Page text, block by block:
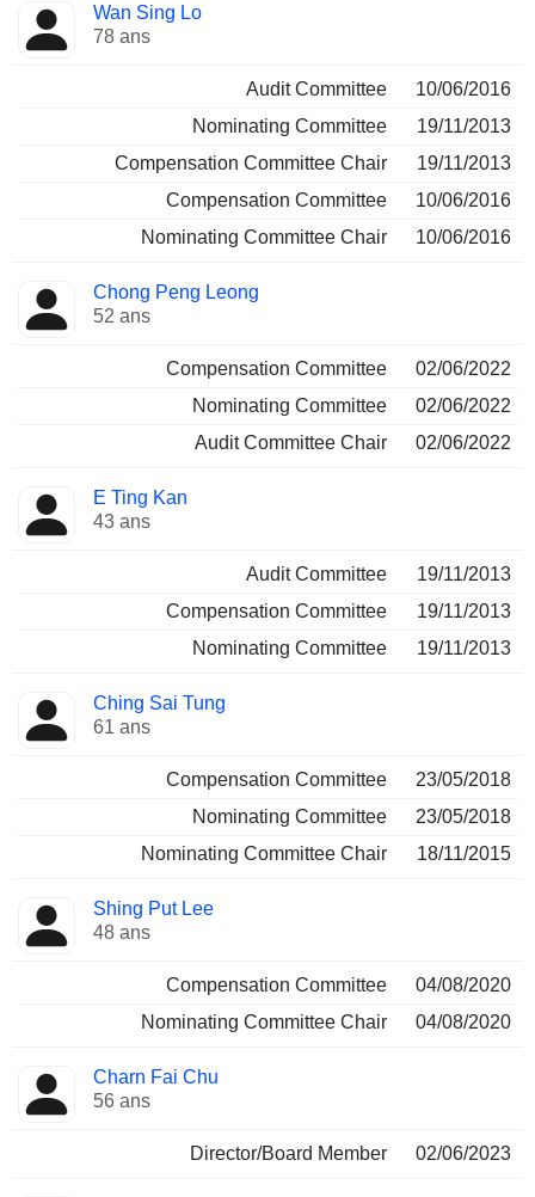
Wan Sing Lo
78 ans
Audit Committee
10/06/2016
Nominating Committee
19/11/2013
Compensation Committee Chair
19/11/2013
Compensation Committee
10/06/2016
Nominating Committee Chair
10/06/2016
Chong Peng Leong
52 ans
Compensation Committee
02/06/2022
Nominating Committee
02/06/2022
Audit Committee Chair
02/06/2022
E Ting Kan
43 ans
Audit Committee
19/11/2013
Compensation Committee
19/11/2013
Nominating Committee
19/11/2013
Ching Sai Tung
61 ans
Compensation Committee
23/05/2018
Nominating Committee
23/05/2018
Nominating Committee Chair
18/11/2015
Shing Put Lee
48 ans
Compensation Committee
04/08/2020
Nominating Committee Chair
04/08/2020
Charn Fai Chu
56 ans
Director/Board Member 02/06/2023